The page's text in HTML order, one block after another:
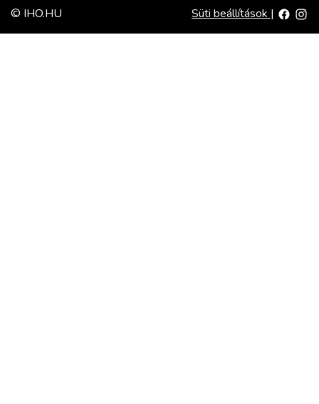
© IHO.HU Süti beállítások |